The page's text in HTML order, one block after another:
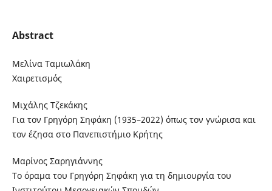
Abstract
Μελίνα Ταμιωλάκη
Χαιρετισμός
Μιχάλης Τζεκάκης
Για τον Γρηγόρη Σηφάκη (1935–2022) όπως τον γνώρισα και
τον έζησα στο Πανεπιστήμιο Κρήτης
Μαρίνος Σαρηγιάννης
Το όραμα του Γρηγόρη Σηφάκη για τη δημιουργία του